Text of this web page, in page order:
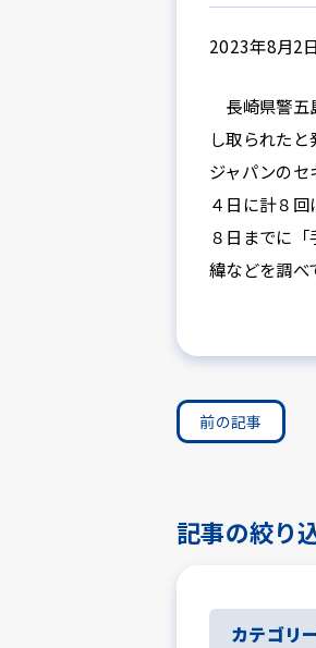
2023年8月2
長崎県警五
し取られた
ジャパンのセ
４日に計８
８日までに
緯などを調べ
前の記事
記事の絞り
カテゴリ